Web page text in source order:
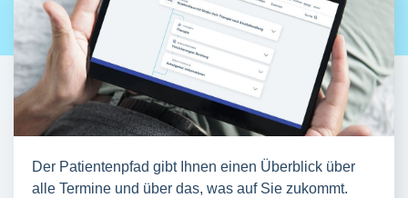
Der Patientenpfad gibt Ihnen einen Überblick über
alle Termine und über das, was auf Sie zukommt.